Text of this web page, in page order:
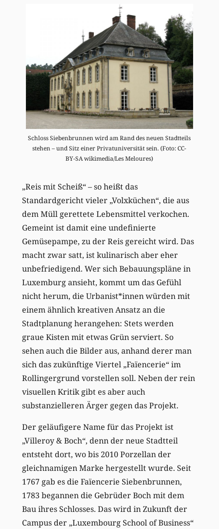
Schloss Siebenbrunnen wird am Rand des neuen Stadtteils
stehen – und Sitz einer Privatuniversität sein. (Foto: CC-
BY-SA wikimedia/Les Meloures)
„Reis mit Scheiß“ – so heißt das
Standardgericht vieler „Volxküchen“, die aus
dem Müll gerettete Lebensmittel verkochen.
Gemeint ist damit eine undefinierte
Gemüsepampe, zu der Reis gereicht wird. Das
macht zwar satt, ist kulinarisch aber eher
unbefriedigend. Wer sich Bebauungspläne in
Luxemburg ansieht, kommt um das Gefühl
nicht herum, die Urbanist*innen würden mit
einem ähnlich kreativen Ansatz an die
Stadtplanung herangehen: Stets werden
graue Kisten mit etwas Grün serviert. So
sehen auch die Bilder aus, anhand derer man
sich das zukünftige Viertel „Faïencerie“ im
Rollingergrund vorstellen soll. Neben der rein
visuellen Kritik gibt es aber auch
substanzielleren Ärger gegen das Projekt.
Der geläufigere Name für das Projekt ist
„Villeroy & Boch“, denn der neue Stadtteil
entsteht dort, wo bis 2010 Porzellan der
gleichnamigen Marke hergestellt wurde. Seit
1767 gab es die Faïencerie Siebenbrunnen,
1783 begannen die Gebrüder Boch mit dem
Bau ihres Schlosses. Das wird in Zukunft der
Campus der „Luxembourg School of Business“